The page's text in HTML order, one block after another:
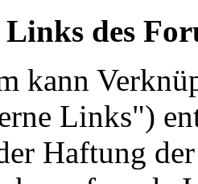
des
kann
Links")
Haftung